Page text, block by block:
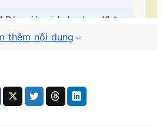
Báo giá minh bạch - Không
ép giá.
thuật viên liên hệ trong
thêm nội dung